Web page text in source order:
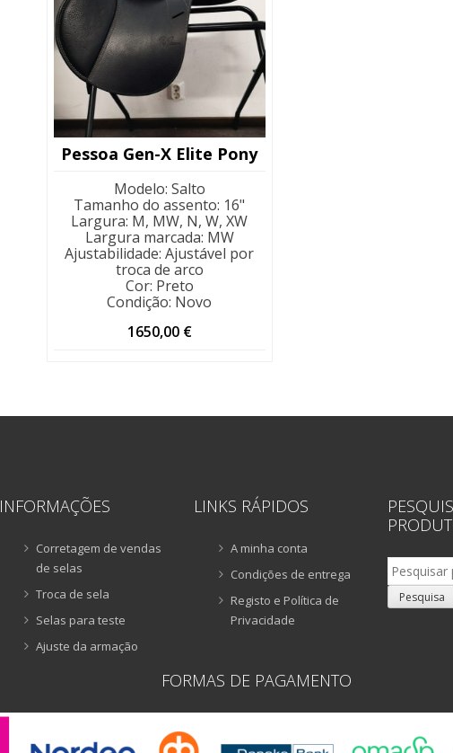
Pessoa Gen-X Elite Pony
Modelo: Salto
Tamanho do assento: 16"
Largura: M, MW, N, W, XW
Largura marcada: MW
Ajustabilidade:Ajustável por
troca de arco
Cor: Preto
Condição: Novo
1650,00 €
INFORMAÇÕES
Corretagem de vendas
de selas
Troca de sela
Selas para teste
Ajuste da armação
LINKS RÁPIDOS
A minha conta
Condições de entrega
Registo e Política de
Privacidade
Pesquisar
por:
Pesquisa
FORMAS DE PAGAMENTO